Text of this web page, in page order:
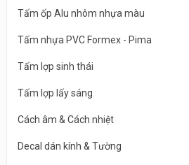
Tấm ốp Alu nhôm nhựa màu
Tấm nhựa PVC Formex - Pima
Tấm lợp sinh thái
Tấm lợp lấy sáng
Cách âm & Cách nhiệt
Decal dán kính & Tường